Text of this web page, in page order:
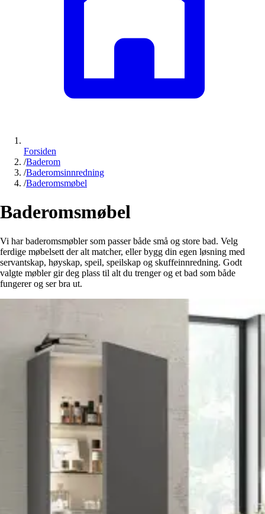
Forsiden
/Baderom
/Baderomsinnredning
/Baderomsmøbel
Baderomsmøbel
Vi har baderomsmøbler som passer både små og store bad. Velg
ferdige møbelsett der alt matcher, eller bygg din egen løsning med
servantskap, høyskap, speil, speilskap og skuffeinnredning. Godt
valgte møbler gir deg plass til alt du trenger og et bad som både
fungerer og ser bra ut.